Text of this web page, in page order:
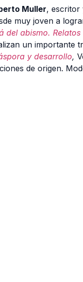
Muller, escritor
muy joven a
del abismo.
un importante
y desarrollo,
de origen.